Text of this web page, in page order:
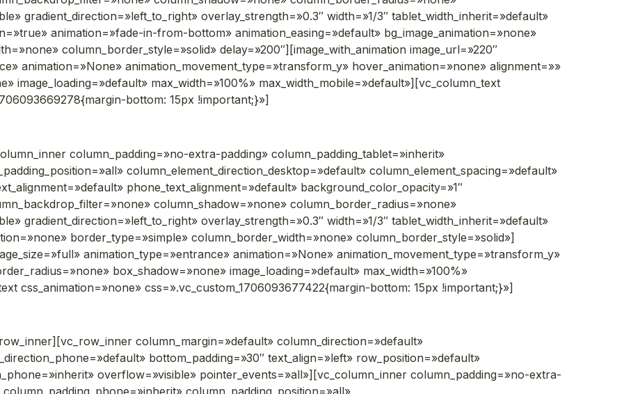
gradient_direction=»left_to_right» overlay_strength=»0.3″ width=»1/3″ tablet_width_inherit=»default»
animation=»fade-in-from-bottom» animation_easing=»default» bg_image_animation=»none»
column_border_style=»solid» delay=»200″][image_with_animation image_url=»220″
animation=»None» animation_movement_type=»transform_y» hover_animation=»none» alignment=»»
image_loading=»default» max_width=»100%» max_width_mobile=»default»][vc_column_text
bottom: 15px !important;}»]
column_padding=»no-extra-padding» column_padding_tablet=»inherit»
column_element_direction_desktop=»default» column_element_spacing=»default»
phone_text_alignment=»default» background_color_opacity=»1″
column_shadow=»none» column_border_radius=»none»
gradient_direction=»left_to_right» overlay_strength=»0.3″ width=»1/3″ tablet_width_inherit=»default»
border_type=»simple» column_border_width=»none» column_border_style=»solid»]
animation_type=»entrance» animation=»None» animation_movement_type=»transform_y»
box_shadow=»none» image_loading=»default» max_width=»100%»
css_animation=»none» css=».vc_custom_1706093677422{margin-bottom: 15px !important;}»]
column_margin=»default» column_direction=»default»
bottom_padding=»30″ text_align=»left» row_position=»default»
overflow=»visible» pointer_events=»all»][vc_column_inner column_padding=»no-extra-